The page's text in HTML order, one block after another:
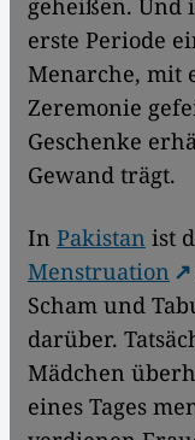
geheißen. Und
erste Periode
Menarche, mit
Zeremonie
Geschenke
Gewand trägt.
In Pakistan ist
Menstruation
Scham und
darüber.
Mädchen
eines Tages